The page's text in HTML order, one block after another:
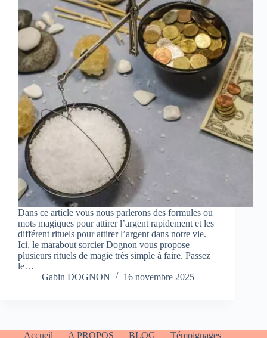
Dans ce article vous nous parlerons des formules ou
mots magiques pour attirer l’argent rapidement et les
différent rituels pour attirer l’argent dans notre vie.
Ici, le marabout sorcier Dognon vous propose
plusieurs rituels de magie très simple à faire. Passez
le…
Gabin DOGNON
16 novembre 2025
Accueil A PROPOS BLOG Témoignages